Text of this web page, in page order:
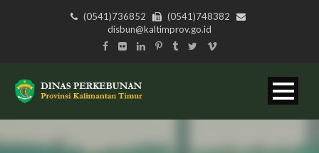
(0541)736852
(0541)748382
disbun@kaltimprov.go.id